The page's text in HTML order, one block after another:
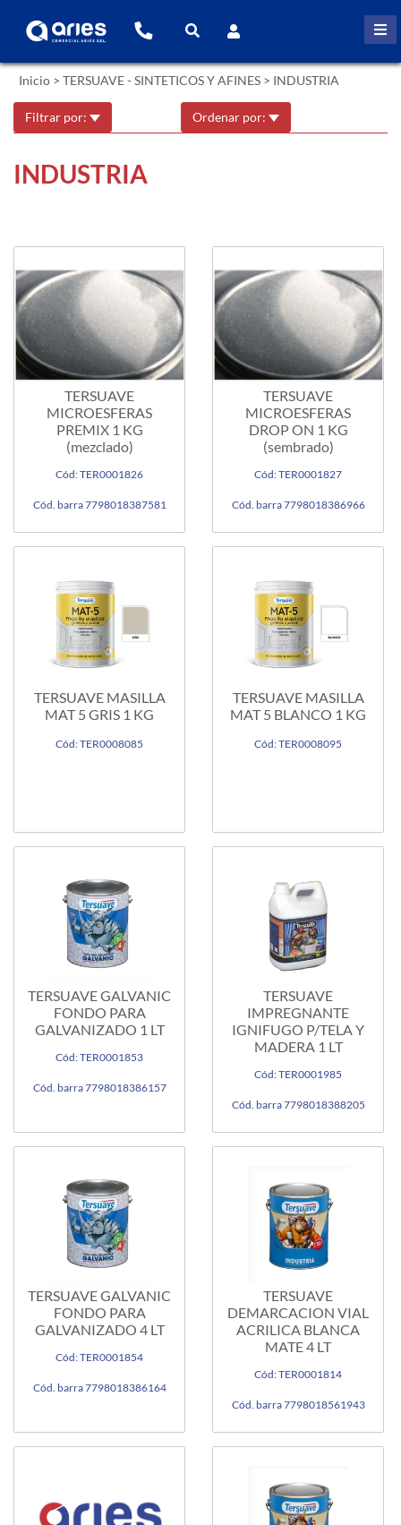
Inicio > TERSUAVE - SINTETICOS Y AFINES > INDUSTRIA
Filtrar por: Ordenar por:
INDUSTRIA
TERSUAVE
MICROESFERAS
PREMIX 1 KG
(mezclado)
Cód: TER0001826
Cód. barra 7798018387581
TERSUAVE
MICROESFERAS
DROP ON 1 KG
(sembrado)
Cód: TER0001827
Cód. barra 7798018386966
TERSUAVE MASILLA
MAT 5 GRIS 1 KG
Cód: TER0008085
TERSUAVE MASILLA
MAT 5 BLANCO 1 KG
Cód: TER0008095
TERSUAVE GALVANIC
FONDO PARA
GALVANIZADO 1 LT
Cód: TER0001853
Cód. barra 7798018386157
TERSUAVE
IMPREGNANTE
IGNIFUGO P/TELA Y
MADERA 1 LT
Cód: TER0001985
Cód. barra 7798018388205
TERSUAVE GALVANIC
FONDO PARA
GALVANIZADO 4 LT
Cód: TER0001854
Cód. barra 7798018386164
TERSUAVE
DEMARCACION VIAL
ACRILICA BLANCA
MATE 4 LT
Cód: TER0001814
Cód. barra 7798018561943